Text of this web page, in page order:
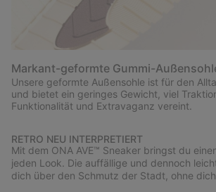
Markant-geformte Gummi-
Unsere geformte Außensohle ist für den
und bietet ein geringes Gewicht, viel
Funktionalität und Extravaganz vereint.
RETRO NEU INTERPRETIERT
Mit dem ONA AVE™ Sneaker bringst du
jeden Look. Die auffällige und dennoch
dich über den Schmutz der Stadt, ohne